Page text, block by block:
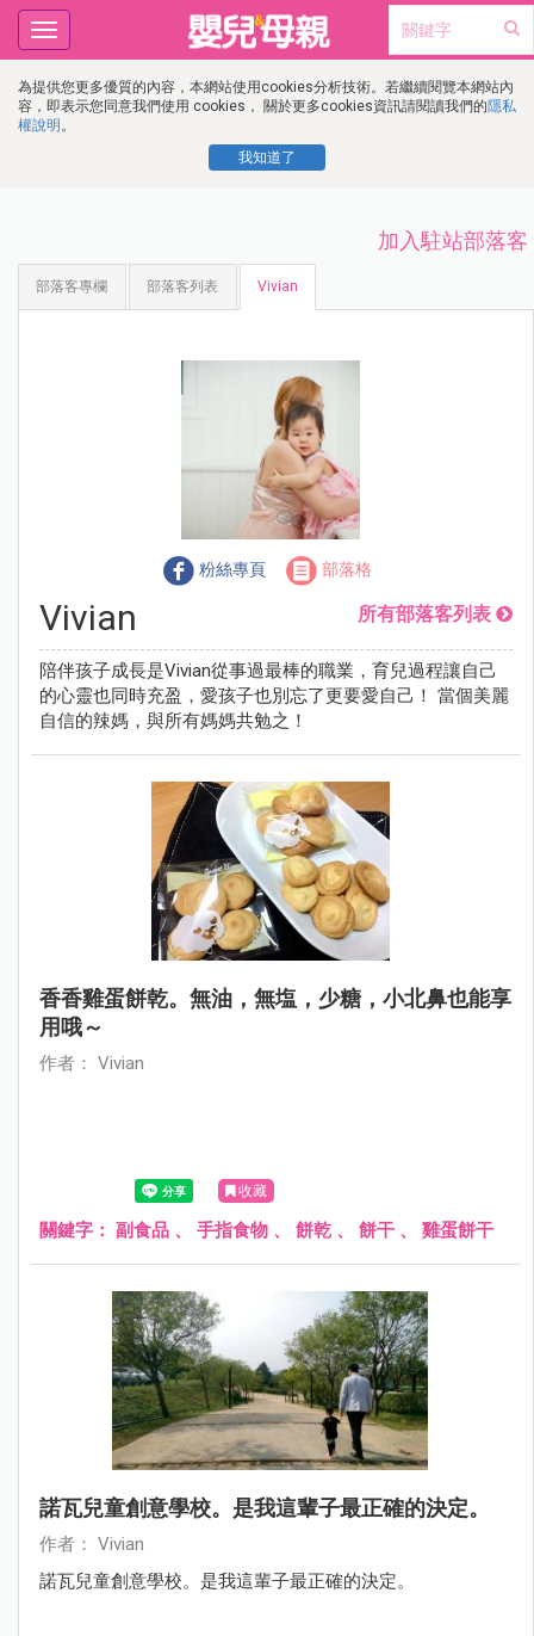
為提供您更多優質的內容，本網站使用cookies分析技術。若繼續閱覽本網站內
容，即表示您同意我們使用 cookies， 關於更多cookies資訊請閱讀我們的隱私
權說明 。
我知道了
Toggle
navigation
加入駐站部落客
部落客專欄 部落客列表 Vivian
粉絲專頁 部落格
Vivian 所有部落客列表
陪伴孩子成長是Vivian從事過最棒的職業，育兒過程讓自己
的心靈也同時充盈，愛孩子也別忘了更要愛自己！ 當個美麗
自信的辣媽，與所有媽媽共勉之！
香香雞蛋餅乾。無油，無塩，少糖，小北鼻也能享
用哦～
作者： Vivian
收藏
關鍵字： 副食品 、 手指食物 、 餅乾 、 餅干 、 雞蛋餅干
諾瓦兒童創意學校。是我這輩子最正確的決定。
作者： Vivian
諾瓦兒童創意學校。是我這輩子最正確的決定。